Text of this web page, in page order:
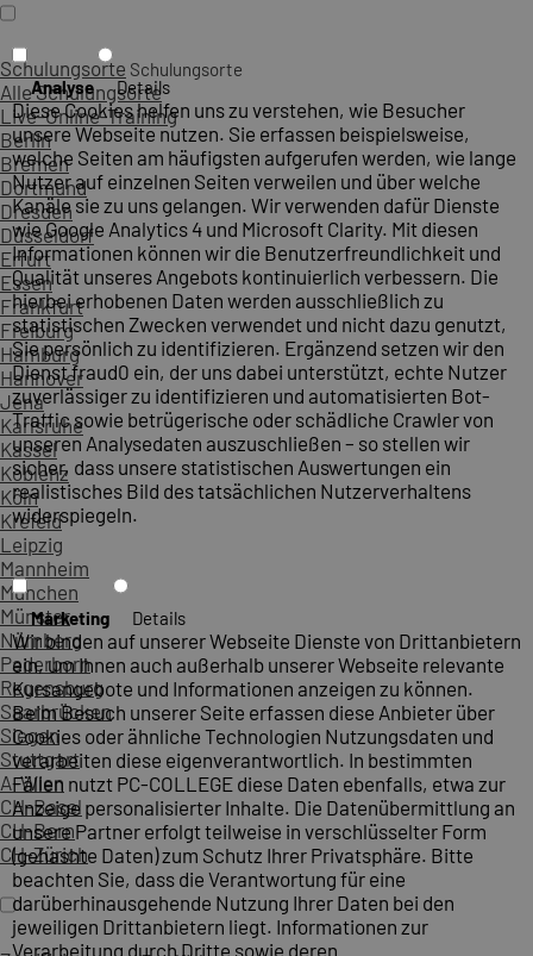
Schulungsorte Schulungsorte
Alle Schulungsorte
Live-Online-Training
Berlin
Bremen
Dortmund
Dresden
Düsseldorf
Erfurt
Essen
Frankfurt
Freiburg
Hamburg
Hannover
Jena
Karlsruhe
Kassel
Koblenz
Köln
Krefeld
Leipzig
Mannheim
München
Münster
Nürnberg
Paderborn
Regensburg
Saarbrücken
Siegen
Stuttgart
A-Wien
CH-Basel
CH-Bern
CH-Zürich
Analyse Details
Diese Cookies helfen uns zu verstehen, wie Besucher
unsere Webseite nutzen. Sie erfassen beispielsweise,
welche Seiten am häufigsten aufgerufen werden, wie lange
Nutzer auf einzelnen Seiten verweilen und über welche
Kanäle sie zu uns gelangen. Wir verwenden dafür Dienste
wie Google Analytics 4 und Microsoft Clarity. Mit diesen
Informationen können wir die Benutzerfreundlichkeit und
Qualität unseres Angebots kontinuierlich verbessern. Die
hierbei erhobenen Daten werden ausschließlich zu
statistischen Zwecken verwendet und nicht dazu genutzt,
Sie persönlich zu identifizieren. Ergänzend setzen wir den
Dienst fraud0 ein, der uns dabei unterstützt, echte Nutzer
zuverlässiger zu identifizieren und automatisierten Bot-
Traffic sowie betrügerische oder schädliche Crawler von
unseren Analysedaten auszuschließen – so stellen wir
sicher, dass unsere statistischen Auswertungen ein
realistisches Bild des tatsächlichen Nutzerverhaltens
widerspiegeln.
Marketing Details
Wir binden auf unserer Webseite Dienste von Drittanbietern
ein, um Ihnen auch außerhalb unserer Webseite relevante
Kursangebote und Informationen anzeigen zu können.
Beim Besuch unserer Seite erfassen diese Anbieter über
Cookies oder ähnliche Technologien Nutzungsdaten und
verarbeiten diese eigenverantwortlich. In bestimmten
Fällen nutzt PC-COLLEGE diese Daten ebenfalls, etwa zur
Anzeige personalisierter Inhalte. Die Datenübermittlung an
unsere Partner erfolgt teilweise in verschlüsselter Form
(gehashte Daten) zum Schutz Ihrer Privatsphäre. Bitte
beachten Sie, dass die Verantwortung für eine
darüberhinausgehende Nutzung Ihrer Daten bei den
jeweiligen Drittanbietern liegt. Informationen zur
Verarbeitung durch Dritte sowie deren